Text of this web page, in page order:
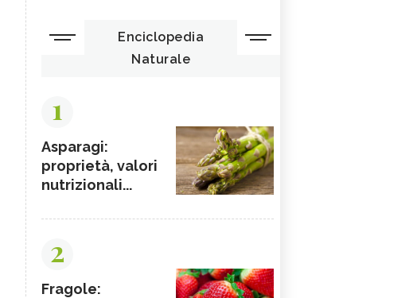
Enciclopedia
Naturale
1
Asparagi:
proprietà, valori
nutrizionali...
2
Fragole: